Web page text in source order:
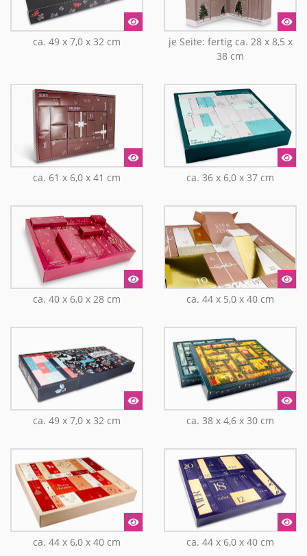
ca. 49 x 7,0 x 32 cm
je Seite: fertig ca. 28 x 8,5 x
38 cm
ca. 61 x 6,0 x 41 cm ca. 36 x 6,0 x 37 cm
ca. 40 x 6,0 x 28 cm ca. 44 x 5,0 x 40 cm
ca. 49 x 7,0 x 32 cm ca. 38 x 4,6 x 30 cm
ca. 44 x 6,0 x 40 cm ca. 44 x 6,0 x 40 cm